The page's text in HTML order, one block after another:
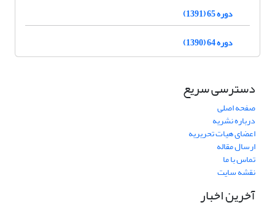
دوره 65 (1391)
دوره 64 (1390)
دسترسی سریع
صفحه اصلی
درباره نشریه
اعضای هیات تحریریه
ارسال مقاله
تماس با ما
نقشه سایت
آخرین اخبار